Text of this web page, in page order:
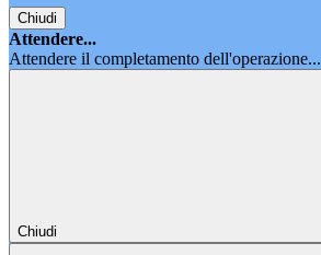
Chiudi
Attendere...
Attendere il completamento dell'operazione...
Chiudi